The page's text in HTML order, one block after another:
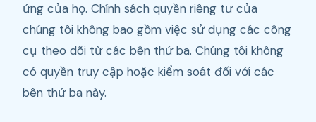
ứng của họ. Chính sách quyền riêng tư của
chúng tôi không bao gồm việc sử dụng các công
cụ theo dõi từ các bên thứ ba. Chúng tôi không
có quyền truy cập hoặc kiểm soát đối với các
bên thứ ba này.